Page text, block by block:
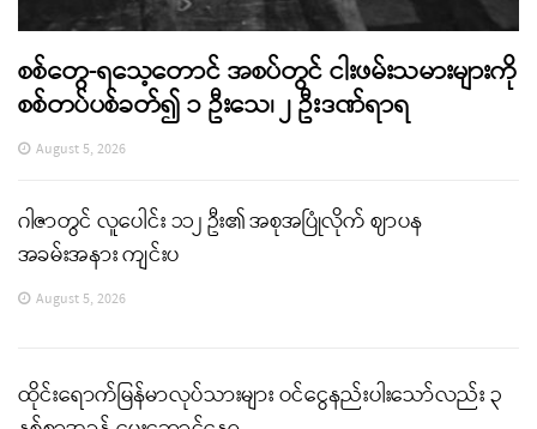
စစ်တွေ-ရသေ့တောင် အစပ်တွင် ငါးဖမ်းသမားများကို
စစ်တပ်ပစ်ခတ်၍ ၁ ဦးသေ၊ ၂ ဦးဒဏ်ရာရ
August 5, 2026
ဂါဇာတွင် လူပေါင်း ၁၁၂ ဦး၏ အစုအပြုံလိုက် ဈာပန
အခမ်းအနား ကျင်းပ
August 5, 2026
ထိုင်းရောက်မြန်မာလုပ်သားများ ဝင်ငွေနည်းပါးသော်လည်း ၃